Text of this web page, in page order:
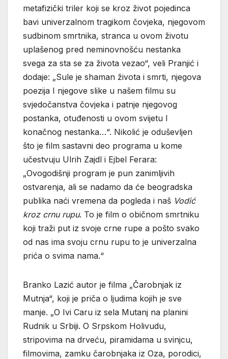
metafizički triler koji se kroz život pojedinca
bavi univerzalnom tragikom čovjeka, njegovom
sudbinom smrtnika, stranca u ovom životu
uplašenog pred neminovnošću nestanka
svega za sta se za života vezao“, veli Pranjić i
dodaje: „Sule je shaman života i smrti, njegova
poezija I njegove slike u našem filmu su
svjedočanstva čovjeka i patnje njegovog
postanka, otuđenosti u ovom svijetu I
konačnog nestanka…“. Nikolić je oduševljen
što je film sastavni deo programa u kome
učestvuju Ulrih Zajdl i Ejbel Ferara:
„Ovogodišnji program je pun zanimljivih
ostvarenja, ali se nadamo da će beogradska
publika naći vremena da pogleda i naš Vodić
kroz crnu rupu. To je film o običnom smrtniku
koji traži put iz svoje crne rupe a pošto svako
od nas ima svoju crnu rupu to je univerzalna
prića o svima nama.“
Branko Lazić autor je filma „Čarobnjak iz
Mutnja“, koji je priča o ljudima kojih je sve
manje. „O Ivi Caru iz sela Mutanj na planini
Rudnik u Srbiji. O Srpskom Holivudu,
stripovima na drveću, piramidama u svinjcu,
filmovima, zamku čarobnjaka iz Oza, porodici,